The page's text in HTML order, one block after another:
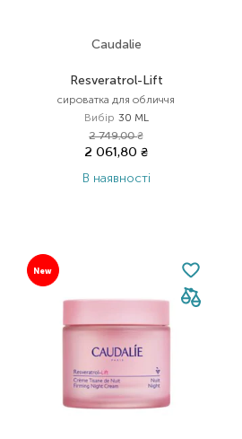
Caudalie
Resveratrol-Lift
сироватка для обличчя
Вибір 30 ML
2 749,00₴
2 061,80₴
В наявності
New